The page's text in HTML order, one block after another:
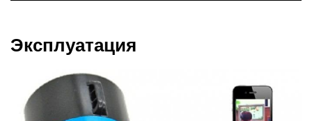
Эксплуатация